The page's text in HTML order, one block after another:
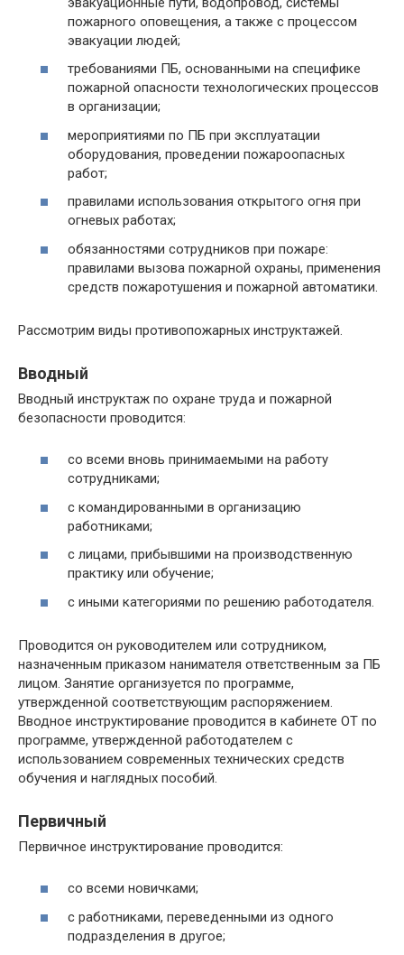
пожарного оповещения, а также с процессом
эвакуации людей;
требованиями ПБ, основанными на специфике
пожарной опасности технологических процессов
в организации;
мероприятиями по ПБ при эксплуатации
оборудования, проведении пожароопасных
работ;
правилами использования открытого огня при
огневых работах;
обязанностями сотрудников при пожаре:
правилами вызова пожарной охраны, применения
средств пожаротушения и пожарной автоматики.
Рассмотрим виды противопожарных инструктажей.
Вводный
Вводный инструктаж по охране труда и пожарной
безопасности проводится:
со всеми вновь принимаемыми на работу
сотрудниками;
с командированными в организацию
работниками;
с лицами, прибывшими на производственную
практику или обучение;
с иными категориями по решению работодателя.
Проводится он руководителем или сотрудником,
назначенным приказом нанимателя ответственным за ПБ
лицом. Занятие организуется по программе,
утвержденной соответствующим распоряжением.
Вводное инструктирование проводится в кабинете ОТ по
программе, утвержденной работодателем с
использованием современных технических средств
обучения и наглядных пособий.
Первичный
Первичное инструктирование проводится:
со всеми новичками;
с работниками, переведенными из одного
подразделения в другое;